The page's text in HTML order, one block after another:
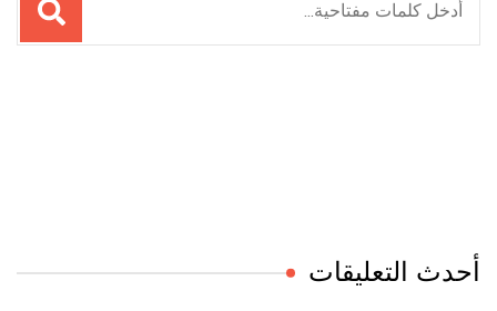
عن:
أحدث التعليقات